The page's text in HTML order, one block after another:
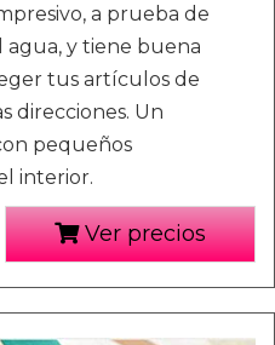
a prueba de
agua, y tiene buena
tus artículos de
direcciones. Un
pequeños
interior.
Ver precios